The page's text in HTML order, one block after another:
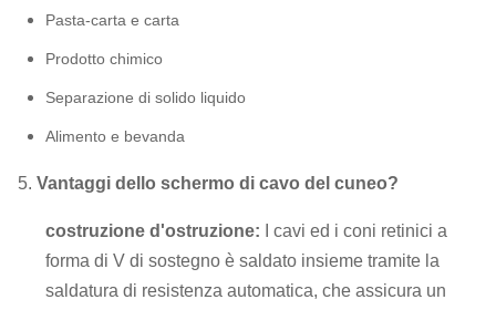
Pasta-carta e carta
Prodotto chimico
Separazione di solido liquido
Alimento e bevanda
5. Vantaggi dello schermo di cavo del cuneo?
costruzione d'ostruzione:
I cavi ed i coni retinici a
forma di V di sostegno è saldato insieme tramite la
saldatura di resistenza automatica, che assicura un